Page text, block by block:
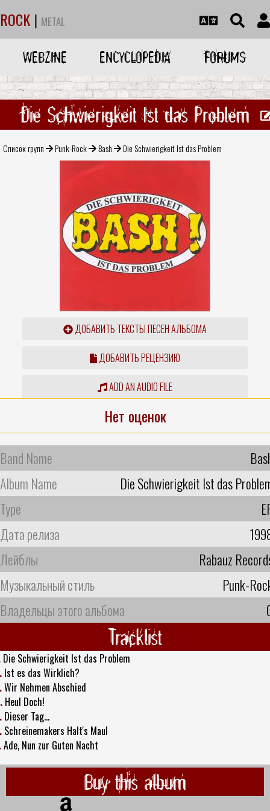
ROCK | METAL
WEBZINE ENCYCLOPEDIA FORUMS
Die Schwierigkeit Ist das Problem
Список групп Punk-Rock Bash Die Schwierigkeit Ist das Problem
ДОБАВИТЬ ТЕКСТЫ ПЕСЕН АЛЬБОМА
ДОБАВИТЬ РЕЦЕНЗИЮ
ADD AN AUDIO FILE
Нет оценок
Band Name
Album Name
Die Schwierigkeit Ist das
Type
Дата релиза
Лейблы
Rabauz
Музыкальный стиль
Punk-
Владельцы этого альбома
Tracklist
Die Schwierigkeit Ist das Problem
Ist es das Wirklich?
Wir Nehmen Abschied
Heul Doch!
Dieser Tag…
Schreinemakers Halt's Maul
Ade, Nun zur Guten Nacht
Buy this album